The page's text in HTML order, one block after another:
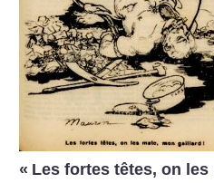
« Les fortes têtes, on les